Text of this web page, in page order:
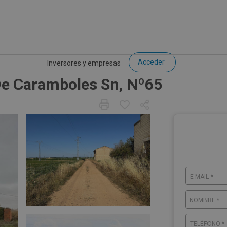
Inversores y empresas Acceder
Caramboles Sn, Nº65
E-MAIL *
NOMBRE *
TELÉFONO *